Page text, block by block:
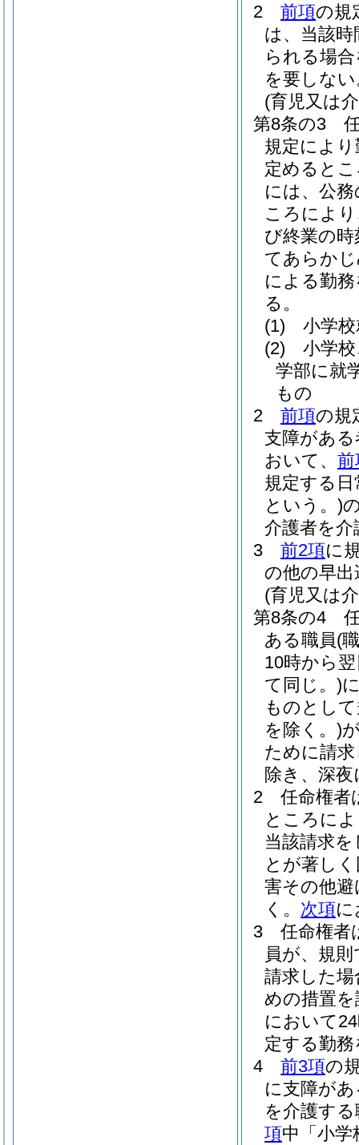
2
前項の規
は、当該
られる場
を要しな
(育児又は
第8条の3
規定によ
定めると
には、公
ころによ
び終業の
てあらか
による勤
る。
(1)
小学
(2)
小学
学部に就
もの
2
前項の規
支障があ
おいて、 前
規定する
という。)
介護者を
3
前2項に
の他の早
(育児又は
第8条の4
ある職員(
10時から
て同じ。)
ものとし
を除く。)
ために請
除き、深
2
任命権者
ところに
当該請求
とが著し
害その他
く。 次項に
3
任命権者
員が、規
請求した
めの措置
において
定する勤
4
前3項の
に支障が
を介護す
項中「小